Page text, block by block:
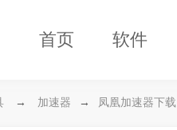
首页 软件
→ 加速器 → 凤凰加速器下载